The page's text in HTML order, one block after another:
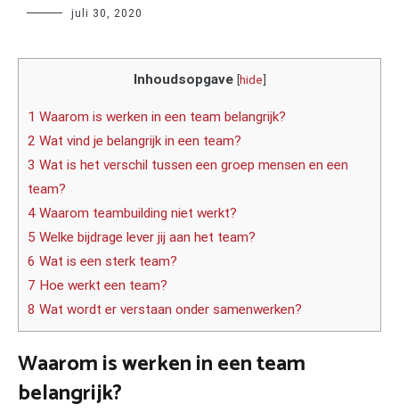
Author juli 30, 2020
Inhoudsopgave [hide]
1 Waarom is werken in een team belangrijk?
2 Wat vind je belangrijk in een team?
3 Wat is het verschil tussen een groep mensen en een
team?
4 Waarom teambuilding niet werkt?
5 Welke bijdrage lever jij aan het team?
6 Wat is een sterk team?
7 Hoe werkt een team?
8 Wat wordt er verstaan onder samenwerken?
Waarom is werken in een team
belangrijk?